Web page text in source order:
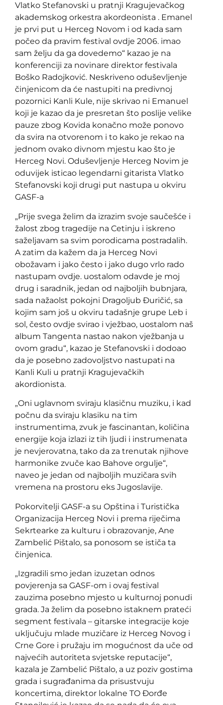
Vlatko Stefanovski u pratnji Kragujevačkog
akademskog orkestra akordeonista . Emanel
je prvi put u Herceg Novom i od kada sam
počeo da pravim festival ovdje 2006. imao
sam želju da ga dovedemo“ kazao je na
konferenciji za novinare direktor festivala
Boško Radojković. Neskriveno oduševljenje
činjenicom da će nastupiti na predivnoj
pozornici Kanli Kule, nije skrivao ni Emanuel
koji je kazao da je presretan što poslije velike
pauze zbog Kovida konačno može ponovo
da svira na otvorenom i to kako je rekao na
jednom ovako divnom mjestu kao što je
Herceg Novi. Oduševljenje Herceg Novim je
oduvijek isticao legendarni gitarista Vlatko
Stefanovski koji drugi put nastupa u okviru
GASF-a
„Prije svega želim da izrazim svoje saučešće i
žalost zbog tragedije na Cetinju i iskreno
saželjavam sa svim porodicama postradalih.
A zatim da kažem da ja Herceg Novi
obožavam i jako često i jako dugo vrlo rado
nastupam ovdje. uostalom odavde je moj
drug i saradnik, jedan od najboljih bubnjara,
sada nažaolst pokojni Dragoljub Đuričić, sa
kojim sam još u okviru tadašnje grupe Leb i
sol, često ovdje svirao i vježbao, uostalom naš
album Tangenta nastao nakon vježbanja u
ovom gradu“, kazao je Stefanovski i dodoao
da je posebno zadovoljstvo nastupati na
Kanli Kuli u pratnji Kragujevačkih
akordionista.
„Oni uglavnom sviraju klasičnu muziku, i kad
počnu da sviraju klasiku na tim
instrumentima, zvuk je fascinantan, količina
energije koja izlazi iz tih ljudi i instrumenata
je nevjerovatna, tako da za trenutak njihove
harmonike zvuče kao Bahove orgulje“,
naveo je jedan od najboljih muzičara svih
vremena na prostoru eks Jugoslavije.
Pokorvitelji GASF-a su Opština i Turistička
Organizacija Herceg Novi i prema riječima
Sekrtearke za kulturu i obrazovanje, Ane
Zambelić Pištalo, sa ponosom se ističa ta
činjenica.
„Izgradili smo jedan izuzetan odnos
povjerenja sa GASF-om i ovaj festival
zauzima posebno mjesto u kulturnoj ponudi
grada. Ja želim da posebno istaknem prateći
segment festivala – gitarske integracije koje
uključuju mlade muzičare iz Herceg Novog i
Crne Gore i pružaju im mogućnost da uče od
najvećih autoriteta svjetske reputacije“,
kazala je Zambelić Pištalo, a uz poziv gostima
grada i sugrađanima da prisustvuju
koncertima, direktor lokalne TO Đorđe